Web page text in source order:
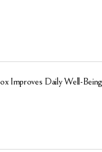
Improves Daily Well-Being